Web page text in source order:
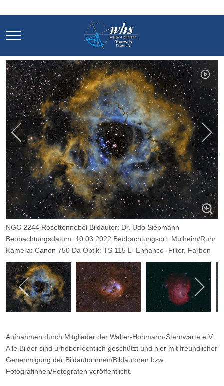
Mobile Menu Toggle
NGC 2244 Rosettennebel Bildautor: Dr. Udo Siepmann
Beobachtungsdatum: 10.03.2022 Beobachtungsort: Mülheim/Ruhr
Kamera: Canon 750 Da Optik: TS 115 L -Enhance- Filter, Farben
in Hubblepalette
Aufnahmen durch Mitglieder der Walter-Hohmann-Sternwarte e.V.
Alle Bilder sind urheberrechtlich geschützt und hier mit freundlicher
Genehmigung der Bildautorinnen/Bildautoren bzw.
Fotografinnen/Fotografen veröffentlicht.